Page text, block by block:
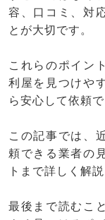
容、口コミ、対
とが大切です。
これらのポイン
利屋を見つけや
ら安心して依頼で
この記事では、
頼できる業者の
トまで詳しく解説
最後まで読むこ